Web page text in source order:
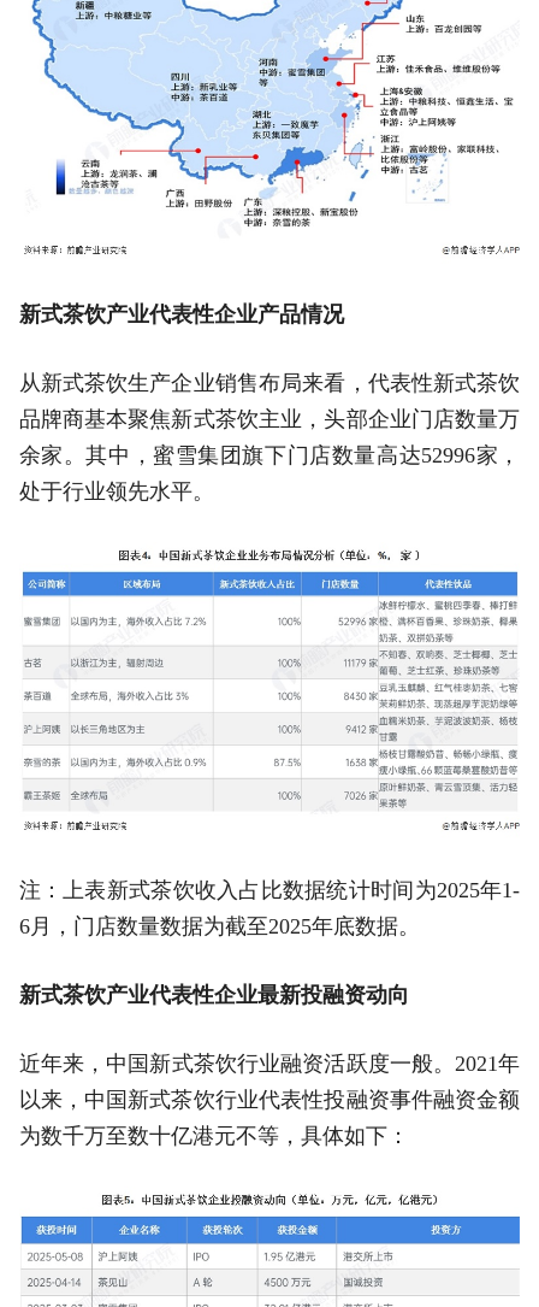
新式茶饮产业代表性企业产品情况
从新式茶饮生产企业销售布局来看，代表性新式茶饮
品牌商基本聚焦新式茶饮主业，头部企业门店数量万
余家。其中，蜜雪集团旗下门店数量高达52996家，
处于行业领先水平。
注：上表新式茶饮收入占比数据统计时间为2025年1-
6月，门店数量数据为截至2025年底数据。
新式茶饮产业代表性企业最新投融资动向
近年来，中国新式茶饮行业融资活跃度一般。2021年
以来，中国新式茶饮行业代表性投融资事件融资金额
为数千万至数十亿港元不等，具体如下：